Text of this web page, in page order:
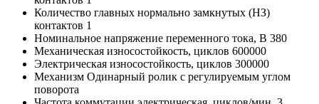
Количество главных нормально замкнутых (НЗ)
контактов 1
Номинальное напряжение переменного тока, В 380
Механическая износостойкость, циклов 600000
Электрическая износостойкость, циклов 300000
Механизм Одинарный ролик с регулируемым углом
поворота